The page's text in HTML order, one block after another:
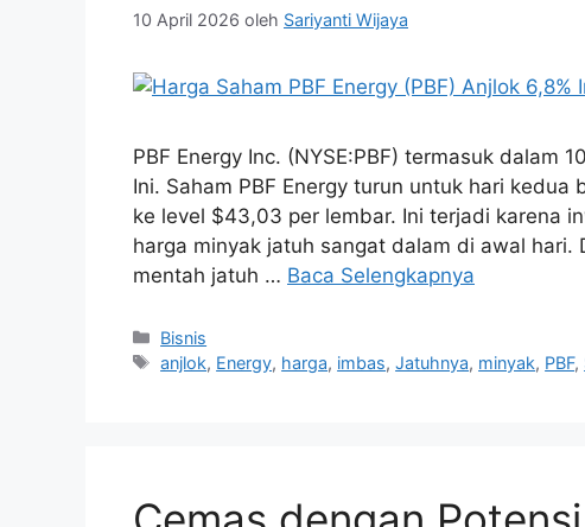
10 April 2026 oleh Sariyanti Wijaya
PBF Energy Inc. (NYSE:PBF) termasuk dalam
Ini. Saham PBF Energy turun untuk hari
ke level $43,03 per lembar. Ini terjadi karena
harga minyak jatuh sangat dalam di awal
mentah jatuh … Baca Selengkapnya
Kategori
Bisnis
Tag
anjlok, Energy, harga, imbas,Jatuhnya, minyak, PBF,